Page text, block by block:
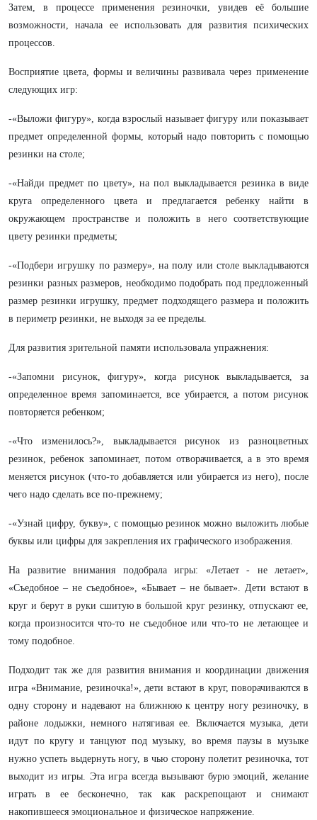
Затем, в процессе применения резиночки, увидев её большие
возможности, начала ее использовать для развития психических
процессов.
Восприятие цвета, формы и величины развивала через применение
следующих игр:
-«Выложи фигуру», когда взрослый называет фигуру или показывает
предмет определенной формы, который надо повторить с помощью
резинки на столе;
-«Найди предмет по цвету», на пол выкладывается резинка в виде
круга определенного цвета и предлагается ребенку найти в
окружающем пространстве и положить в него соответствующие
цвету резинки предметы;
-«Подбери игрушку по размеру», на полу или столе выкладываются
резинки разных размеров, необходимо подобрать под предложенный
размер резинки игрушку, предмет подходящего размера и положить
в периметр резинки, не выходя за ее пределы.
Для развития зрительной памяти использовала упражнения:
-«Запомни рисунок, фигуру», когда рисунок выкладывается, за
определенное время запоминается, все убирается, а потом рисунок
повторяется ребенком;
-«Что изменилось?», выкладывается рисунок из разноцветных
резинок, ребенок запоминает, потом отворачивается, а в это время
меняется рисунок (что-то добавляется или убирается из него), после
чего надо сделать все по-прежнему;
-«Узнай цифру, букву», с помощью резинок можно выложить любые
буквы или цифры для закрепления их графического изображения.
На развитие внимания подобрала игры: «Летает - не летает»,
«Съедобное – не съедобное», «Бывает – не бывает». Дети встают в
круг и берут в руки сшитую в большой круг резинку, отпускают ее,
когда произносится что-то не съедобное или что-то не летающее и
тому подобное.
Подходит так же для развития внимания и координации движения
игра «Внимание, резиночка!», дети встают в круг, поворачиваются в
одну сторону и надевают на ближнюю к центру ногу резиночку, в
районе лодыжки, немного натягивая ее. Включается музыка, дети
идут по кругу и танцуют под музыку, во время паузы в музыке
нужно успеть выдернуть ногу, в чью сторону полетит резиночка, тот
выходит из игры. Эта игра всегда вызывают бурю эмоций, желание
играть в ее бесконечно, так как раскрепощают и снимают
накопившееся эмоциональное и физическое напряжение.